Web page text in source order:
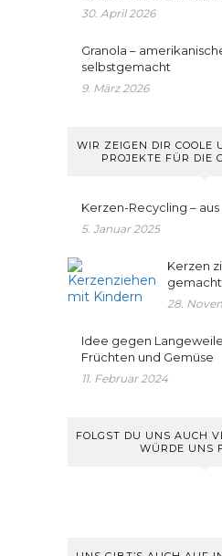
30. April 2026
Granola –
selbstgemacht
9. März 2026
WIR ZEIGEN DIR COOLE
PROJEKTE FÜR DIE
Kerzen-Recycling –
5. Januar 2025
Kerzen
gemacht
28.
Idee gegen
Früchten und Gemüse
11. Februar 2024
FOLGST DU UNS AUCH
WÜRDE UNS